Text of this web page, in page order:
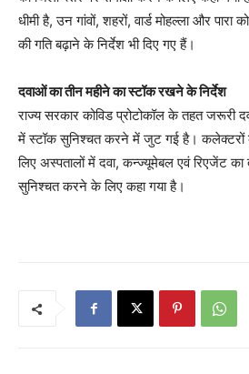
धीमी है, उन गांवों, शहरों, वार्ड मोहल्ला और पारा
की गति बढ़ाने के निर्देश भी दिए गए हैं।
दवाओं का तीन महीने का स्टॉक रखने के निर्देश
राज्य सरकार कोविड प्रोटोकॉल के तहत जरूरी
में स्टॉक सुनिश्चत करने में जुट गई है। कलेक्टरों
लिए अस्पतालों में दवा, कन्ज्यूमेबल एवं रिएजेंट का
सुनिश्चत करने के लिए कहा गया है।